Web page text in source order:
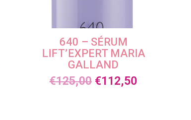
640 – SÉRUM
LIFT’EXPERT MARIA
GALLAND
€125,00 €112,50